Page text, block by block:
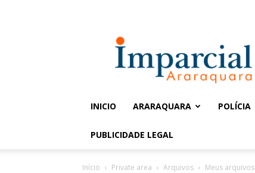
Imparcial
INICIO ARARAQUARA POLÍCIA
PUBLICIDADE LEGAL
Início Private area Arquivos Meus arquivos